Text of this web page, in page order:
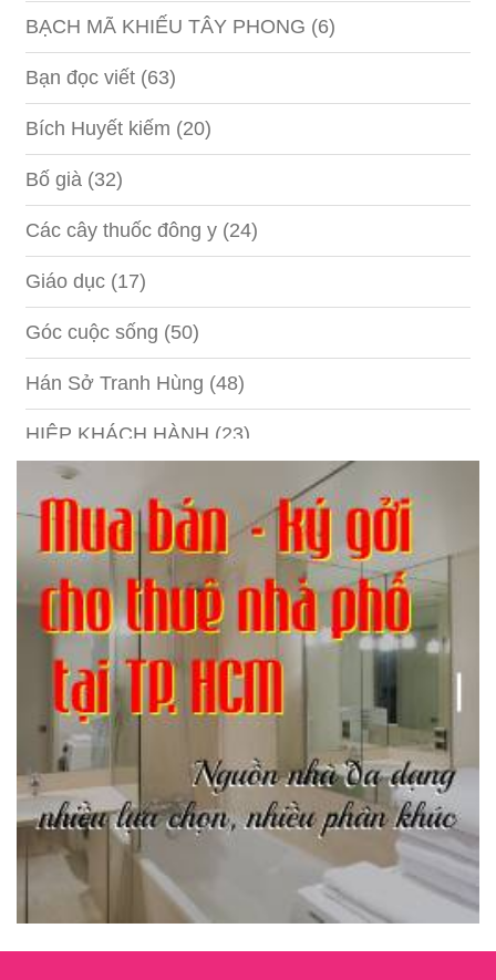
BẠCH MÃ KHIẾU TÂY PHONG (6)
Bạn đọc viết (63)
Bích Huyết kiếm (20)
Bố già (32)
Các cây thuốc đông y (24)
Giáo dục (17)
Góc cuộc sống (50)
Hán Sở Tranh Hùng (48)
HIỆP KHÁCH HÀNH (23)
Hồng lâu mộng
(1)
Kỹ năng(18)
Liên Thành quyết(13)
LỘC ĐỈNH KÝ
Nước ngoài
Phi Hồ ngoại truyện (21)
Phong thần diễn nghĩa (100)
Sống khỏe